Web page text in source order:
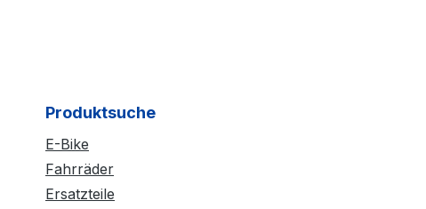
Produktsuche
E-Bike
Fahrräder
Ersatzteile